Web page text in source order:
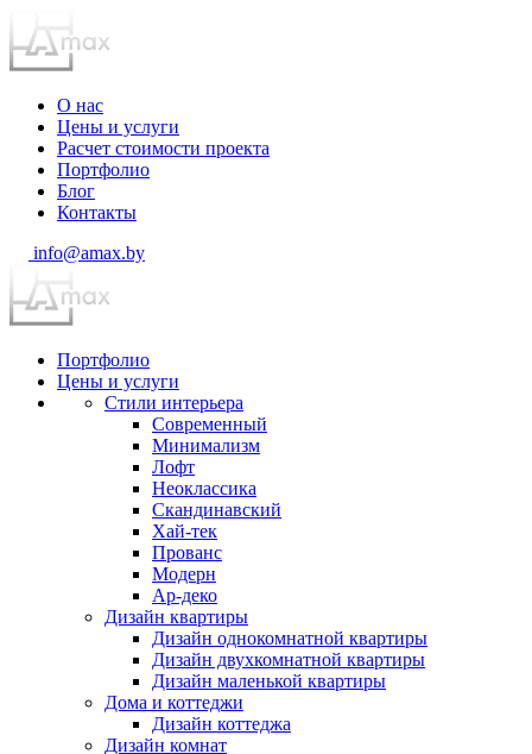
О нас
Цены и услуги
Расчет стоимости проекта
Портфолио
Блог
Контакты
info@amax.by
Портфолио
Цены и услуги
Стили интерьера
Современный
Минимализм
Лофт
Неоклассика
Скандинавский
Хай-тек
Прованс
Модерн
Ар-деко
Дизайн квартиры
Дизайн однокомнатной квартиры
Дизайн двухкомнатной квартиры
Дизайн маленькой квартиры
Дома и коттеджи
Дизайн коттеджа
Дизайн комнат